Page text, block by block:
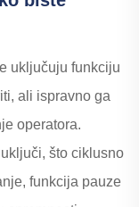
uključuju funkciju
ali ispravno ga
operatora.
što ciklusno
funkcija pauze